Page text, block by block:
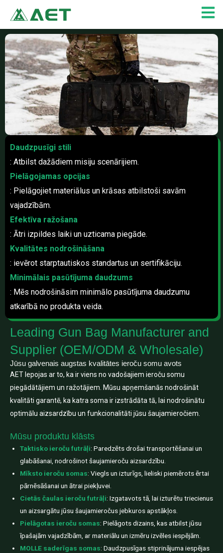
content
Leading Gun Bag Manufacturer and
Supplier (OEM/ODM & Wholesale)
Jūsu galvenais augstas kvalitātes ieroču somu avots
AET lepojas ar to, ka ir viens no vadošajiem ieroču somu
piegādātājiem un ražotājiem. Mūsu apņemšanās nodrošināt
kvalitāti garantē, ka katra soma ir izstrādāta tā, lai nodrošinātu
optimālu aizsardzību un funkcionalitāti jūsu šaujamieročiem.
Mūsu produktu klāsts
Taktisko ieroču futrāļi: Paredzēts drošai transportēšanai un
glabāšanai, nodrošinot šaujamieroču aizsardzību.
Mīksto ieroču somas: Viegls un izturīgs, lieliski piemērots ērtai
pārnēsāšanai un ātrai piekļuvei.
Cietās čaulas ieroču futrāļi: Izgatavots tā, lai izturētu triecienus
un aizsargātu jūsu šaujamieročus jebkuros apstākļos.
Pielāgotas ieroču somas: Pielāgots dizains, kas atbilst jūsu
īpašajām vajadzībām, ar materiālu un izmēru izvēles iespējām.
MOLLE saderīgas somas: Daudzpusīgas stiprinājuma iespējas
Daudzpusīgi stili
: Atbilst dažādiem misiju scenārijiem.
Pielāgojamas opcijas
: Pielāgojiet materiālus un krāsas atbilstoši savām
vajadzībām.
Efektīva ražošana
: Ātri izpildes laiki un uzticama piegāde.
Kvalitātes nodrošināšana
: ievērot starptautiskos standartus un sertifikāciju.
Minimālais pasūtījuma daudzums
: Mēs nodrošināsim minimālo pasūtījuma daudzumu
atkarībā no produkta veida.